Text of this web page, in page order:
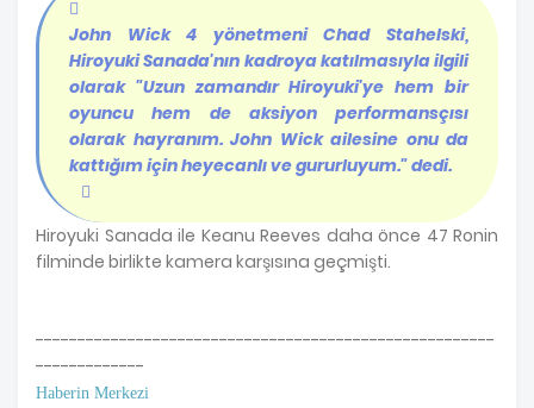
John Wick 4 yönetmeni Chad Stahelski,
Hiroyuki Sanada'nın kadroya katılmasıyla ilgili
olarak "Uzun zamandır Hiroyuki'ye hem bir
oyuncu hem de aksiyon performansçısı
olarak hayranım. John Wick ailesine onu da
kattığım için heyecanlı ve gururluyum." dedi.
Hiroyuki Sanada ile Keanu Reeves daha önce 47 Ronin
filminde birlikte kamera karşısına geçmişti.
-------------------------------------------------------
-------------
Haberin Merkezi